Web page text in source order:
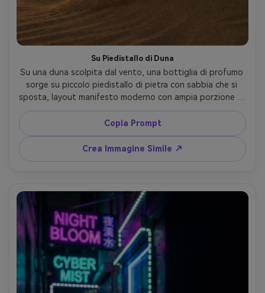
Su Piedistallo di Duna
Su una duna scolpita dal vento, una bottiglia di profumo
sorge su piccolo piedistallo di pietra con sabbia che si
sposta, layout manifesto moderno con ampia porzione di
cielo per il titolo, sole tardo pomeriggio con foschia
delicata e luce bordi soffusa, Nikon D850, 105mm, ripresa
da basso eroica, mood epico minimal, grani di sabbia
fotorealistici e direzione ombre naturale, messa a fuoco
netta, alta risoluzione --ar 4:5
Copia Prompt
Crea Immagine Simile ↗